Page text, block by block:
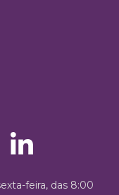
feira, das 8:00